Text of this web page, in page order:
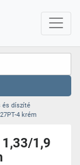
és díszíté
4 krém
1,33/1,9